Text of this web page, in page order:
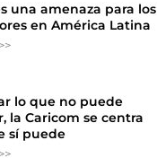
una amenaza para los
en América Latina
lo que no puede
la Caricom se centra
sí puede